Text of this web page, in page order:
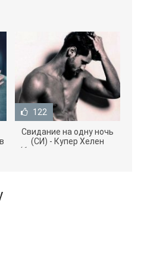
122
Свидание на одну ночь
(СИ) - Купер Хелен
(бесплатные серии книг